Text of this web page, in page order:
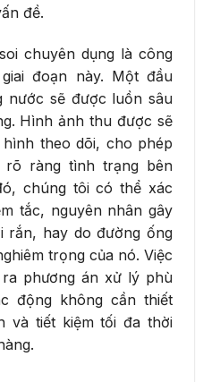
đề.
chuyên dụng là công
đoạn này. Một đầu
nước sẽ được luồn sâu
Hình ảnh thu được sẽ
theo dõi, cho phép
rõ ràng tình trạng bên
chúng tôi có thể xác
tắc, nguyên nhân gây
rắn, hay do đường ống
trọng của nó. Việc
phương án xử lý phù
động không cần thiết
và tiết kiệm tối đa thời